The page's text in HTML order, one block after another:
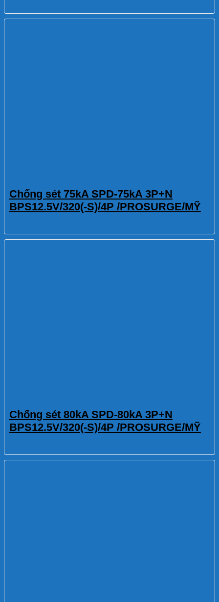
Chống sét 75kA SPD-75kA 3P+N
BPS12.5V/320(-S)/4P /PROSURGE/MỸ
Chống sét 80kA SPD-80kA 3P+N
BPS12.5V/320(-S)/4P /PROSURGE/MỸ